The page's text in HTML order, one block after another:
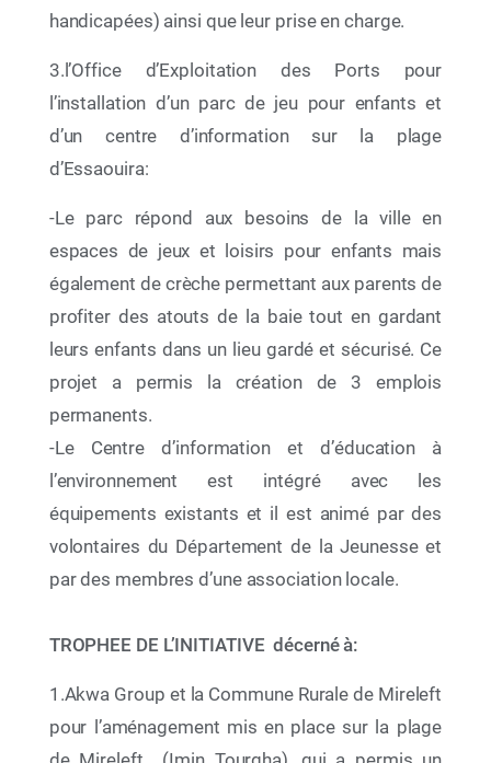
27 Nov 2025
La 24e Réunion des Parties Contractantes
(COP24) à la Convention de Barcelone et à ses
handicapées) ainsi que leur prise en charge.
3.l’Office d’Exploitation des Ports pour
l’installation d’un parc de jeu pour enfants et
d’un centre d’information sur la plage
d’Essaouira:
-Le parc répond aux besoins de la ville en
espaces de jeux et loisirs pour enfants mais
également de crèche permettant aux parents de
profiter des atouts de la baie tout en gardant
leurs enfants dans un lieu gardé et sécurisé. Ce
projet a permis la création de 3 emplois
permanents.
-Le Centre d’information et d’éducation à
l’environnement est intégré avec les
équipements existants et il est animé par des
volontaires du Département de la Jeunesse et
par des membres d’une association locale.
TROPHEE DE L’INITIATIVE décerné à:
1.Akwa Group et la Commune Rurale de Mireleft
pour l’aménagement mis en place sur la plage